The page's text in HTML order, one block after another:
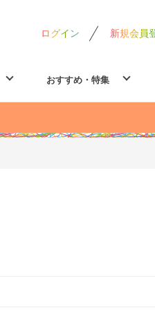
ログイン 新規会員
おすすめ・特集